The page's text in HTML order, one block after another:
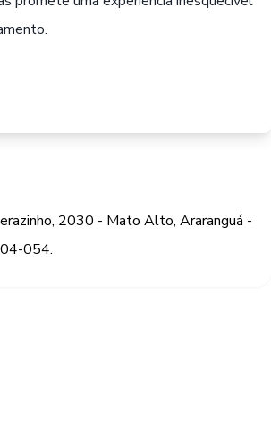
2030 - Mato Alto, Araranguá -
054.